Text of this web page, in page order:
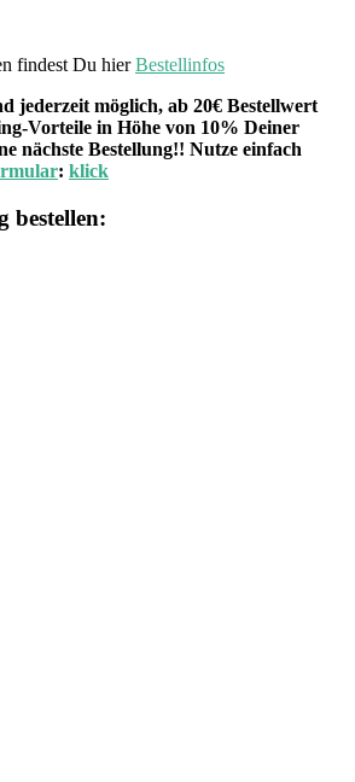
findest Du hierBestellinfos
jederzeit möglich, ab 20€ Bestellwert
Vorteile in Höhe von 10% Deiner
nächste Bestellung!! Nutze einfach
: klick
bestellen: